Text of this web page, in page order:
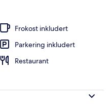
Frokost inkludert
Parkering inkludert
Restaurant